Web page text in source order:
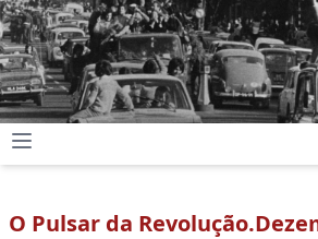
O Pulsar da